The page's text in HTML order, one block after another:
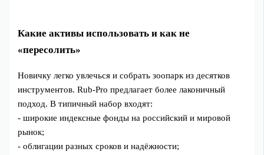
Какие активы использовать и как не
«пересолить»
Новичку легко увлечься и собрать зоопарк из десятков
инструментов. Rub-Pro предлагает более лаконичный
подход. В типичный набор входят:
- широкие индексные фонды на российский и мировой
рынок;
- облигации разных сроков и надёжности;